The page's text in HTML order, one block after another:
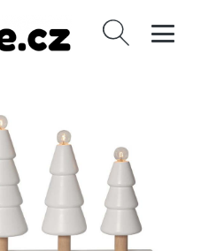
Vyhledávání